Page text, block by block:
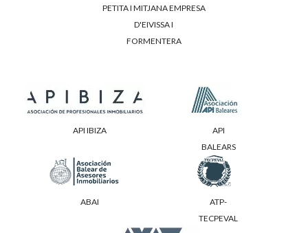
PETITA I MITJANA EMPRESA
D'EIVISSA I
FORMENTERA
API IBIZA
API
BALEARS
ABAI
ATP-
TECPEVAL